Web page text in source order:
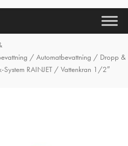
/ Automatbevattning / Dropp &
System RAINJET/ Vattenkran 1/2″